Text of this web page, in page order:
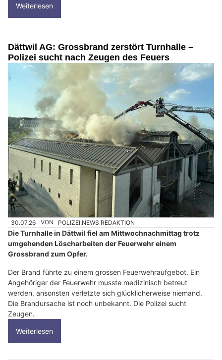
Weiterlesen
Dättwil AG: Grossbrand zerstört Turnhalle –
Polizei sucht nach Zeugen des Feuers
30.07.26 VON POLIZEI.NEWS REDAKTION
Die Turnhalle in Dättwil fiel am Mittwochnachmittag trotz
umgehenden Löscharbeiten der Feuerwehr einem
Grossbrand zum Opfer.
Der Brand führte zu einem grossen Feuerwehraufgebot. Ein
Angehöriger der Feuerwehr musste medizinisch betreut
werden, ansonsten verletzte sich glücklicherweise niemand.
Die Brandursache ist noch unbekannt. Die Polizei sucht
Zeugen.
Weiterlesen